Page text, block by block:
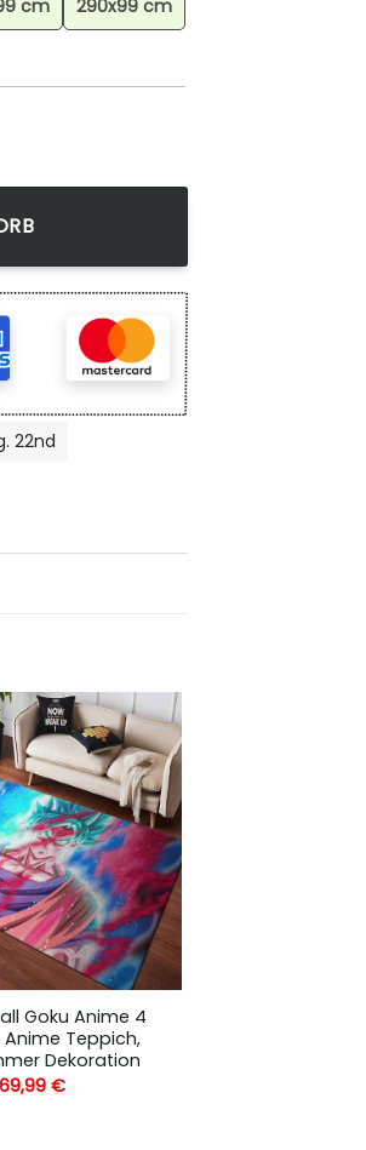
cm 290x99 cm
Wohnzimmer Dekoration Menge
22nd
Goku Anime 4
Anime Teppich,
Dekoration
69,99€